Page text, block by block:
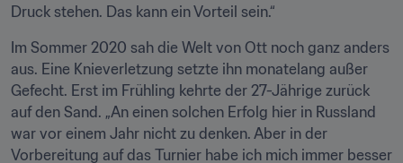
Druck stehen. Das kann ein Vorteil sein.“
Im Sommer 2020 sah die Welt von Ott noch ganz anders
aus. Eine Knieverletzung setzte ihn monatelang außer
Gefecht. Erst im Frühling kehrte der 27-Jährige zurück
auf den Sand. „An einen solchen Erfolg hier in Russland
war vor einem Jahr nicht zu denken. Aber in der
Vorbereitung auf das Turnier habe ich mich immer besser